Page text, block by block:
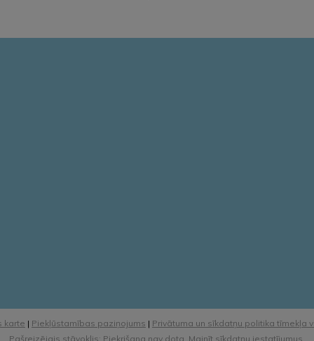
karte | Piekļūstamības paziņojums | Privātuma un sīkdatņu politika tīmekļa
Pašreizējais stāvoklis: Piekrišana nav dota. Mainīt sīkdatņu iestatījumus.